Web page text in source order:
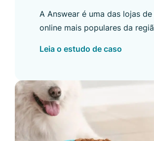
solicitações
em 9 domínios
A Answear é uma das lojas
online mais populares da
integração, nós desenvolvemos
cliente.
Leia o estudo de caso